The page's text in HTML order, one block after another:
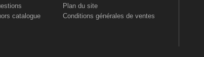
catalogue
Plan du site
Conditions générales de ventes